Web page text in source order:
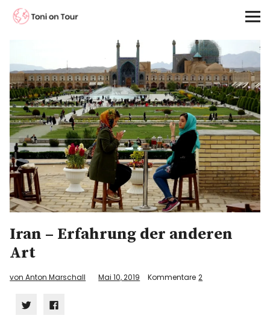
Toni on Tour
About
On the Road
Kontinente
Kontakt
Deutsch
Iran – Erfahrung der anderen
Art
von Anton Marschall Mai 10, 2019 Kommentare 2